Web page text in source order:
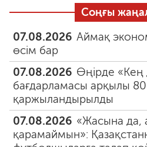
Соңғы
07.08.2026 Аймақ
өсім бар
07.08.2026 Өңірде «Кең
бағдарламасы арқылы
қаржыландырылды
07.08.2026 «Жасына да,
қарамаймын»: